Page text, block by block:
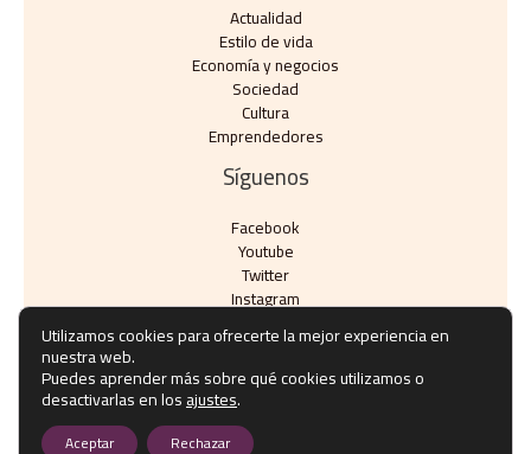
Actualidad
Estilo de vida
Economía y negocios​
Sociedad
Cultura
Emprendedores
Síguenos
Facebook
Youtube
Twitter
Instagram
Copyright © Todos los derechos reservados - eventos10.com
Utilizamos cookies para ofrecerte la mejor experiencia en
nuestra web.
Puedes aprender más sobre qué cookies utilizamos o
desactivarlas en losajustes.
Aceptar Rechazar